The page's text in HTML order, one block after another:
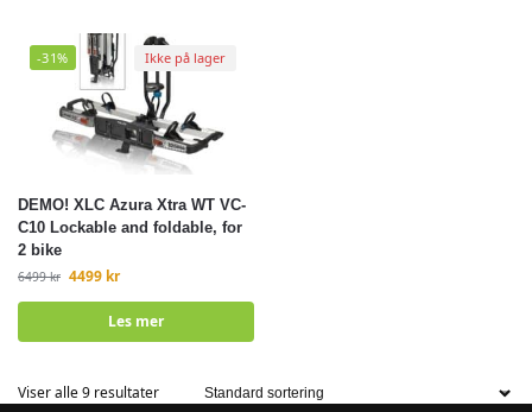
-31%
DEMO! XLC Azura Xtra WT VC-
C10 Lockable and foldable, for
2 bike
6499kr 4499 kr
Les mer
Ikke på lager
Viser alle 9 resultater